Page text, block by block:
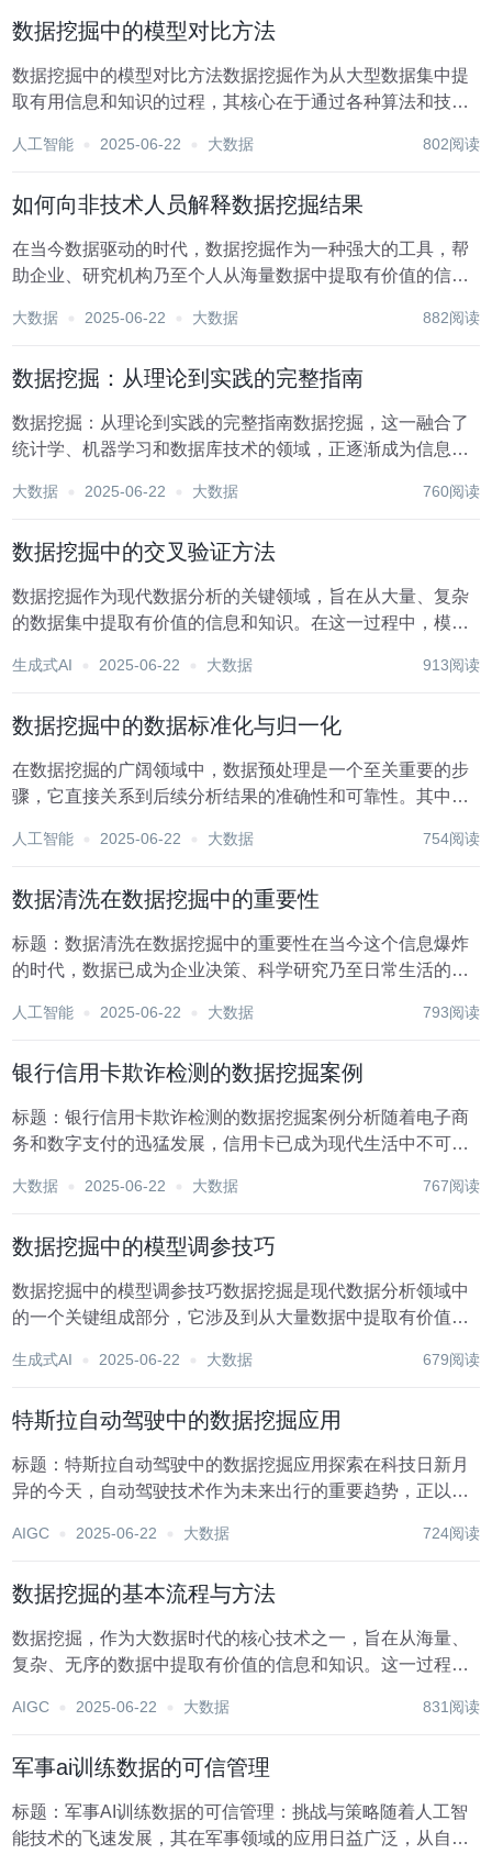
数据挖掘中的模型对比方法
数据挖掘中的模型对比方法数据挖掘作为从大型数据集中提
取有用信息和知识的过程，其核心在于通过各种算法和技术
的内在规律，预测未来的趋势，以及发现潜在的商业机会或
人工智能 2025-06-22 大数据 802阅读
如何向非技术人员解释数据挖掘结果
在当今数据驱动的时代，数据挖掘作为一种强大的工具，帮
助企业、研究机构乃至个人从海量数据中提取有价值的信息
挖掘结果往往是一大挑战。本文将探讨如何以通俗易懂的方
大数据 2025-06-22 大数据 882阅读
数据挖掘：从理论到实践的完整指南
数据挖掘：从理论到实践的完整指南数据挖掘，这一融合了
统计学、机器学习和数据库技术的领域，正逐渐成为信息时
量、复杂的数据中挖掘出隐藏的模式、规律和知识，为决策
大数据 2025-06-22 大数据 760阅读
数据挖掘中的交叉验证方法
数据挖掘作为现代数据分析的关键领域，旨在从大量、复杂
的数据集中提取有价值的信息和知识。在这一过程中，模型
可靠性。交叉验证作为一种强大的模型评估技术，在数据挖
生成式AI 2025-06-22 大数据 913阅读
数据挖掘中的数据标准化与归一化
在数据挖掘的广阔领域中，数据预处理是一个至关重要的步
骤，它直接关系到后续分析结果的准确性和可靠性。其中，
可或缺的角色。这两种技术虽然目的相似——都是为了调整
人工智能 2025-06-22 大数据 754阅读
数据清洗在数据挖掘中的重要性
标题：数据清洗在数据挖掘中的重要性在当今这个信息爆炸
的时代，数据已成为企业决策、科学研究乃至日常生活的核
知识的过程，其重要性不言而喻。然而，在数据挖掘的广阔
人工智能 2025-06-22 大数据 793阅读
银行信用卡欺诈检测的数据挖掘案例
标题：银行信用卡欺诈检测的数据挖掘案例分析随着电子商
务和数字支付的迅猛发展，信用卡已成为现代生活中不可或
的增加。为了有效应对这一挑战，各大银行纷纷采用先进的
大数据 2025-06-22 大数据 767阅读
数据挖掘中的模型调参技巧
数据挖掘中的模型调参技巧数据挖掘是现代数据分析领域中
的一个关键组成部分，它涉及到从大量数据中提取有价值的
型参数是至关重要的步骤，直接影响最终的预测或分类效
生成式AI 2025-06-22 大数据 679阅读
特斯拉自动驾驶中的数据挖掘应用
标题：特斯拉自动驾驶中的数据挖掘应用探索在科技日新月
异的今天，自动驾驶技术作为未来出行的重要趋势，正以前
动汽车和自动驾驶技术的领头羊，其在自动驾驶领域的探索
AIGC 2025-06-22 大数据 724阅读
数据挖掘的基本流程与方法
数据挖掘，作为大数据时代的核心技术之一，旨在从海量、
复杂、无序的数据中提取有价值的信息和知识。这一过程不
将详细介绍数据挖掘的基本流程及其常用方法，以期为读者
AIGC 2025-06-22 大数据 831阅读
军事ai训练数据的可信管理
标题：军事AI训练数据的可信管理：挑战与策略随着人工智
能技术的飞速发展，其在军事领域的应用日益广泛，从自主